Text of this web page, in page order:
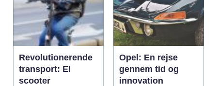
Revolutionerende
transport: El
scooter
Opel: En rejse
gennem tid og
innovation